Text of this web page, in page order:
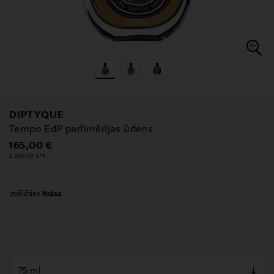
DIPTYQUE
Tempo EdP parfimērijas ūdens
Original Price
165,00 €
2 200,00 €/1l
Izvēlēties Krāsa